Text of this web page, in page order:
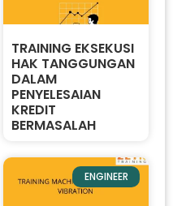
TRAINING EKSEKUSI
HAK TANGGUNGAN
DALAM
PENYELESAIAN
KREDIT
BERMASALAH
ENGINEER